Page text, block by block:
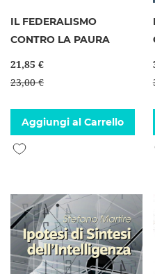
IL FEDERALISMO
CONTRO LA PAURA
21,85 €
23,00 €
Aggiungi al Carrello
Aggiungi alla lista desideri